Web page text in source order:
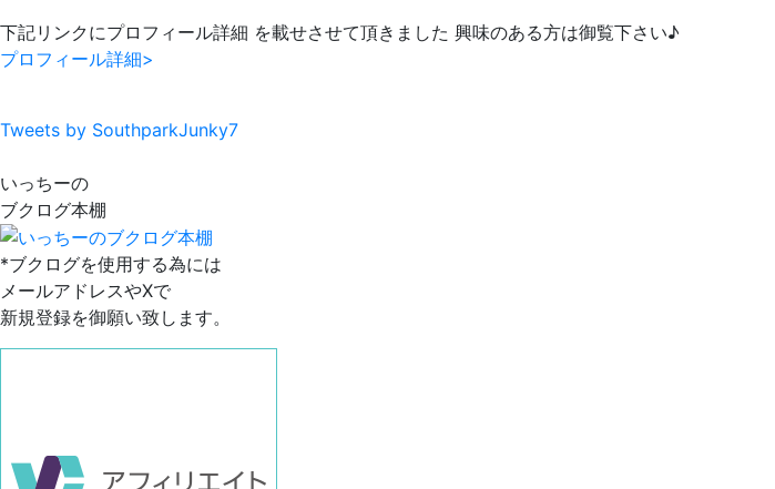
下記リンクにプロフィール詳細 を載せさせて頂きました 興味のある方は御覧下さい♪
プロフィール詳細>
Tweets by SouthparkJunky7
いっちーの
ブクログ本棚
*ブクログを使用する為には
メールアドレスやXで
新規登録を御願い致します。